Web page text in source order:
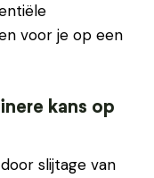
voor je op een
kans op
slijtage van